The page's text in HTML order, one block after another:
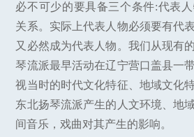
必不可少的要具备三个条件:代表
关系。实际上代表人物必须要有代
又必然成为代表人物。我们从现有
琴流派最早活动在辽宁营口盖县一
视当时的时代文化特征、地域文化
东北扬琴流派产生的人文环境、地
间音乐，戏曲对其产生的影响。